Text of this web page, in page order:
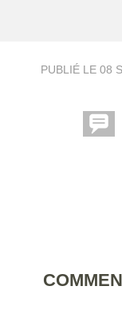
PUBLIÉ LE 08